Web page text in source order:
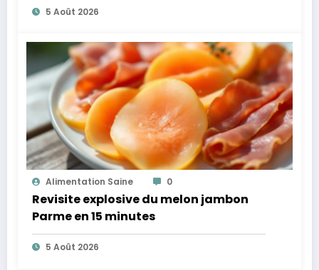
5 Août 2026
Alimentation Saine 0
Revisite explosive du melon jambon
Parme en 15 minutes
5 Août 2026